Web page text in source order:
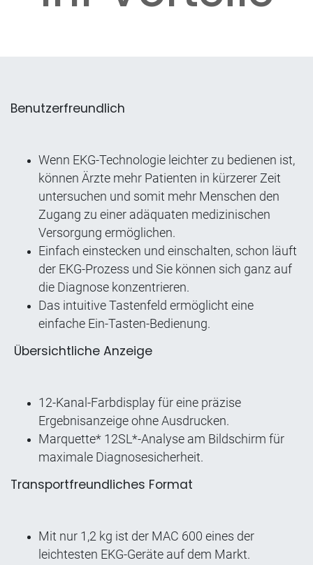
Benutzerfreundlich
Wenn EKG-Technologie leichter zu bedienen ist,
können Ärzte mehr Patienten in kürzerer Zeit
untersuchen und somit mehr Menschen den
Zugang zu einer adäquaten medizinischen
Versorgung ermöglichen.
Einfach einstecken und einschalten, schon läuft
der EKG-Prozess und Sie können sich ganz auf
die Diagnose konzentrieren.
Das intuitive Tastenfeld ermöglicht eine
einfache Ein-Tasten-Bedienung.
Übersichtliche Anzeige
12-Kanal-Farbdisplay für eine präzise
Ergebnisanzeige ohne Ausdrucken.
Marquette* 12SL*-Analyse am Bildschirm für
maximale Diagnosesicherheit.
Transportfreundliches Format
Mit nur 1,2 kg ist der MAC 600 eines der
leichtesten EKG-Geräte auf dem Markt.